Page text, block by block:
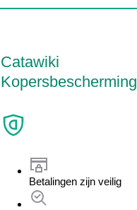
Catawiki
Kopersbescherming
Betalingen zijn veilig